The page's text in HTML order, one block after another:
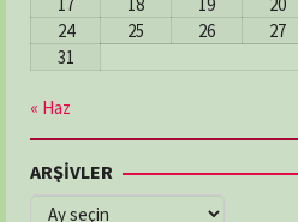
03624655074
No:205/A İlkadım / Samsun
03622368481
24
25 26 27
31
« Haz
ARŞİVLER
ARŞİVLER